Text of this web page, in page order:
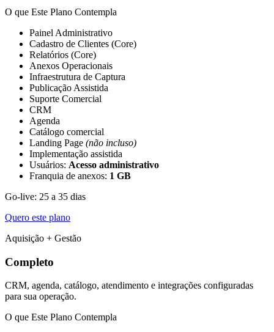
O que Este Plano Contempla
Painel Administrativo
Cadastro de Clientes (Core)
Relatórios (Core)
Anexos Operacionais
Infraestrutura de Captura
Publicação Assistida
Suporte Comercial
CRM
Agenda
Catálogo comercial
Landing Page (não incluso)
Implementação assistida
Usuários: Acesso administrativo
Franquia de anexos: 1 GB
Go-live: 25 a 35 dias
Quero este plano
Aquisição + Gestão
Completo
CRM, agenda, catálogo, atendimento e integrações configuradas
para sua operação.
O que Este Plano Contempla